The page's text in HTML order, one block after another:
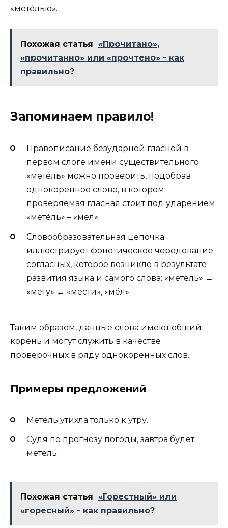
«мете́лью».
Похожая статья
«Прочитано»,
«прочитанно» или «прочтено» - как
правильно?
Запоминаем правило!
Правописание безударной гласной в
первом слоге имени существительного
«мете́ль» можно проверить, подобрав
однокоренное слово, в котором
проверяемая гласная стоит под ударением:
«мете́ль» – «мёл».
Словообразовательная цепочка
иллюстрирует фонетическое чередование
согласных, которое возникло в результате
развития языка и самого слова: «метель» ←
«мету» ← «мести», «мёл».
Таким образом, данные слова имеют общий
корень и могут служить в качестве
проверочных в ряду однокоренных слов.
Примеры предложений
Метель утихла только к утру.
Судя по прогнозу погоды, завтра будет
метель.
Похожая статья
«Горестный» или
«горесный» - как правильно?